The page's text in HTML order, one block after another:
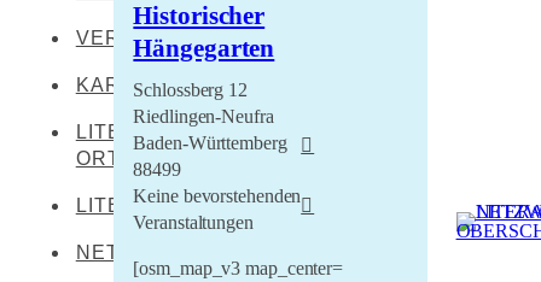
VERANSTALTUNGEN
KARTE
LITERARISCHE
ORTE
Leibertingen-
Kreenheinstetten
Meßkirch
LITERATEN
Werner Dürrson
NETZWERKENDE
Historischer
Hängegarten
Schlossberg 12
Riedlingen-Neufra
Baden-Württemberg
88499
Keine bevorstehenden
Veranstaltungen
[osm_map_v3 map_center=